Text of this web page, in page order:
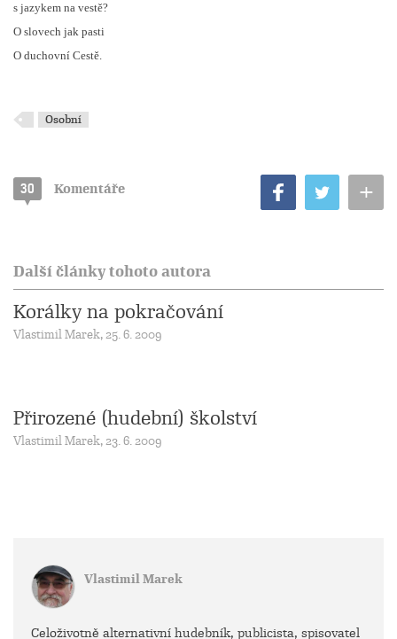
s jazykem na vestě?
O slovech jak pasti
O duchovní Cestě.
Osobní
30 Komentáře +
Další články tohoto autora
Korálky na pokračování
Vlastimil Marek, 25. 6. 2009
Přirozené (hudební) školství
Vlastimil Marek, 23. 6. 2009
Vlastimil Marek
Celoživotně alternativní hudebník, publicista, spisovatel